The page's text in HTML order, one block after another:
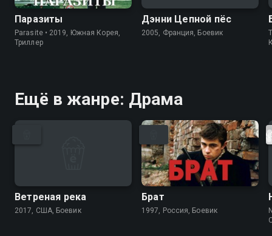
Паразиты
Parasite • 2019, Южная Корея,
Триллер
Дэнни Цепной пёс
2005, Франция, Боевик
Ещё в жанре: Драма
Ветреная река
2017, США, Боевик
Брат
1997, Россия, Боевик